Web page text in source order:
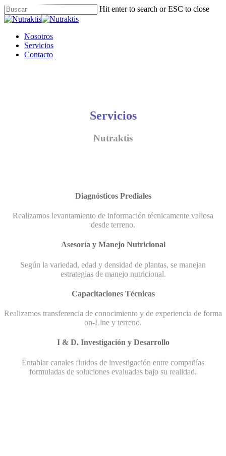
Skip
to
content
Hit enter to search or ESC to close
Close
Menu
Nosotros
Servicios
Contacto
Servicios
Nutraktis
Diagnósticos Prediales
Realizamos levantamiento de información técnicamente valiosa
desde terreno.
Asesoría y Manejo Nutricional
Según la variedad, edad y densidad de plantas, se manejan
estrategias de manejo nutricional.
Capacitaciones Técnicas
Realizamos transferencia de conocimiento y de experiencia de forma
on-Line y terreno.
I & D. Investigación y Desarrollo
Entablar canales fluidos de investigación entre compañías
formuladas de soluciones evaluadas bajo su realidad.